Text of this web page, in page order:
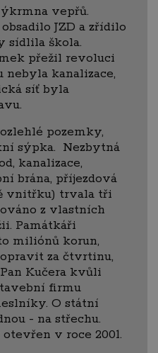
vepřů.
JZD a zřídilo
sídlila škola.
přežil revoluci
nebyla kanalizace,
síť byla
pozemky,
sýpka. Nezbytná
kanalizace,
brána, příjezdová
vnitřku) trvala tři
z vlastních
Památkáři
miliónů korun,
za čtvrtinu,
Kučera kvůli
firmu
O státní
- na střechu.
v roce 2001.